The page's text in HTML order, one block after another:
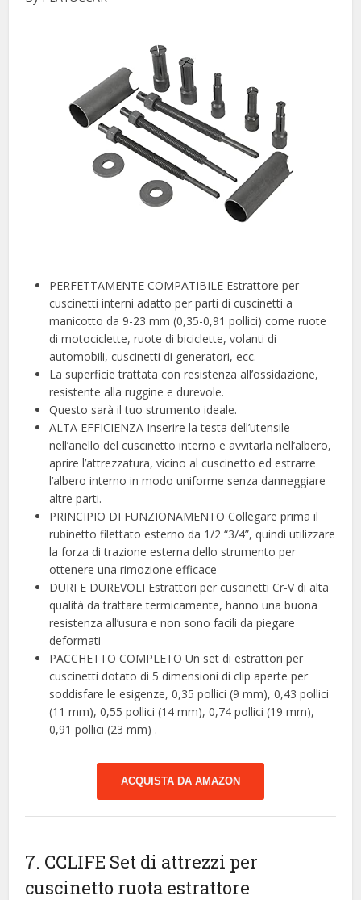
PERFETTAMENTE COMPATIBILE Estrattore per
cuscinetti interni adatto per parti di cuscinetti a
manicotto da 9-23 mm (0,35-0,91 pollici) come ruote
di motociclette, ruote di biciclette, volanti di
automobili, cuscinetti di generatori, ecc.
La superficie trattata con resistenza all’ossidazione,
resistente alla ruggine e durevole.
Questo sarà il tuo strumento ideale.
ALTA EFFICIENZA Inserire la testa dell’utensile
nell’anello del cuscinetto interno e avvitarla nell’albero,
aprire l’attrezzatura, vicino al cuscinetto ed estrarre
l’albero interno in modo uniforme senza danneggiare
altre parti.
PRINCIPIO DI FUNZIONAMENTO Collegare prima il
rubinetto filettato esterno da 1/2 “3/4”, quindi utilizzare
la forza di trazione esterna dello strumento per
ottenere una rimozione efficace
DURI E DUREVOLI Estrattori per cuscinetti Cr-V di alta
qualità da trattare termicamente, hanno una buona
resistenza all’usura e non sono facili da piegare
deformati
PACCHETTO COMPLETO Un set di estrattori per
cuscinetti dotato di 5 dimensioni di clip aperte per
soddisfare le esigenze, 0,35 pollici (9 mm), 0,43 pollici
(11 mm), 0,55 pollici (14 mm), 0,74 pollici (19 mm),
0,91 pollici (23 mm) .
ACQUISTA DA AMAZON
7. CCLIFE Set di attrezzi per
cuscinetto ruota estrattore